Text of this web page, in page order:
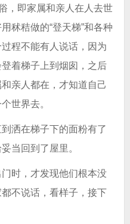
，即家属和亲人在人去世
秫秸做的“登天梯”和各种
程不能有人说话，因为
着梯子上到烟囱，之后
亲人都在，才知道自己
世界去。
洒在梯子下的面粉有了
当回到了屋里。
时，才发现他们根本没
不说话，看样子，接下